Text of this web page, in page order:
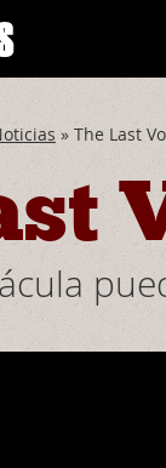
» The Last